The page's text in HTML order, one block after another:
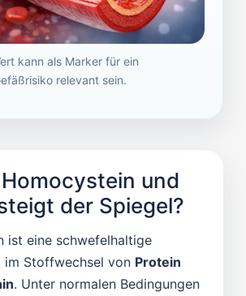
kann als Marker für ein
relevant sein.
und
der Spiegel?
ist eine schwefelhaltige
im Stoffwechsel von Protein
. Unter normalen Bedingungen